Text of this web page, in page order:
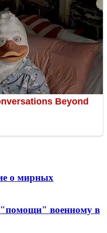
о мирных
военному в